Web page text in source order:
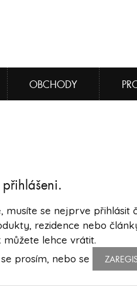
OBCHODY
se nejprve přihlásit
rezidence nebo
lehce vrátit.
prosím, nebo se